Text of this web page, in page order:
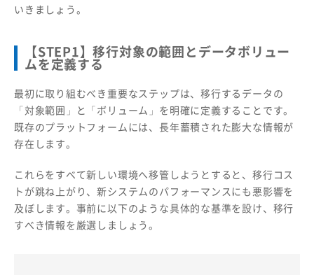
いきましょう。
【STEP1】移行対象の範囲とデータボリュー
ムを定義する
最初に取り組むべき重要なステップは、移行するデータの
「対象範囲」と「ボリューム」を明確に定義することです。
既存のプラットフォームには、長年蓄積された膨大な情報が
存在します。
これらをすべて新しい環境へ移管しようとすると、移行コス
トが跳ね上がり、新システムのパフォーマンスにも悪影響を
及ぼします。事前に以下のような具体的な基準を設け、移行
すべき情報を厳選しましょう。